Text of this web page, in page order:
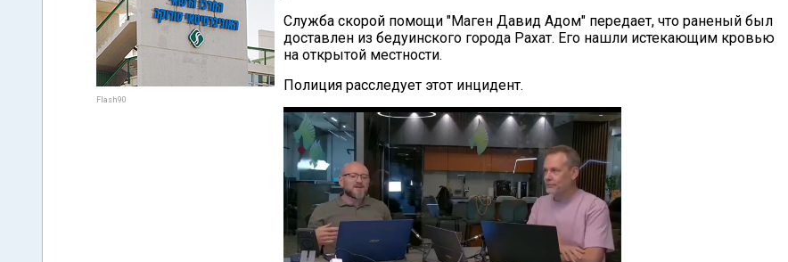
Flash90
Служба скорой помощи "Маген Давид Адом" передает, что раненый был
доставлен из бедуинского города Рахат. Его нашли истекающим кровью
на открытой местности.
Полиция расследует этот инцидент.